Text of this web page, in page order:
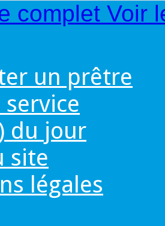
complet Voir
un prêtre
service
du jour
site
légales